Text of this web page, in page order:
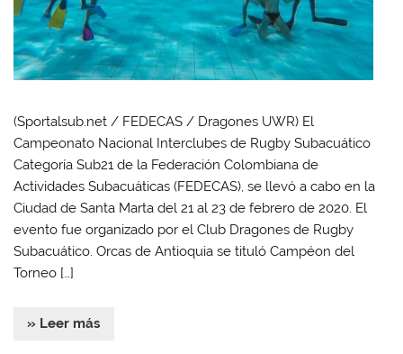
(Sportalsub.net / FEDECAS / Dragones UWR) El
Campeonato Nacional Interclubes de Rugby Subacuático
Categoría Sub21 de la Federación Colombiana de
Actividades Subacuáticas (FEDECAS), se llevó a cabo en la
Ciudad de Santa Marta del 21 al 23 de febrero de 2020. El
evento fue organizado por el Club Dragones de Rugby
Subacuático. Orcas de Antioquia se tituló Campéon del
Torneo […]
» Leer más